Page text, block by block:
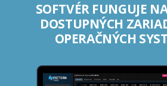
SOFTVÉR FUNGUJE
DOSTUPNÝCH
OPERAČNÝCH